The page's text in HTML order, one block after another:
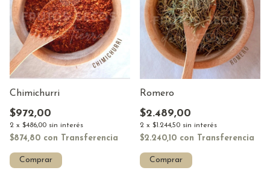
Chimichurri
$972,00
2 x $486,00 sin interés
$874,80 con Transferencia
Comprar
Romero
$2.489,00
2 x $1.244,50 sin interés
$2.240,10 con Transferencia
Comprar